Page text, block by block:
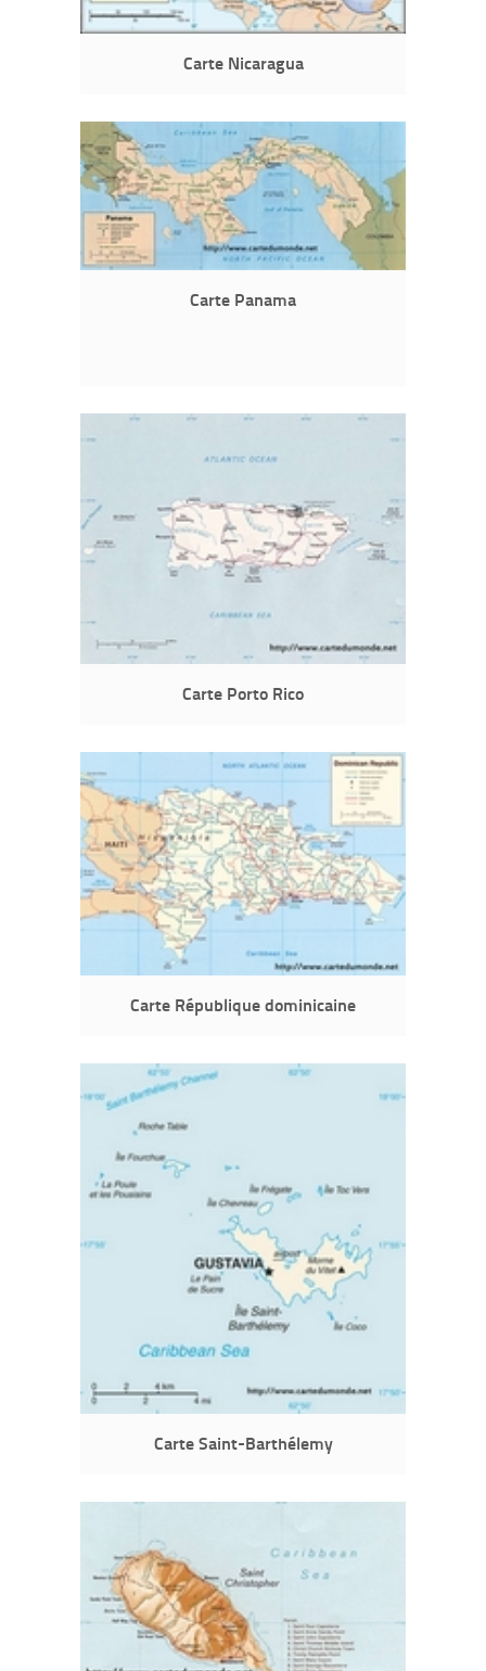
Carte Nicaragua
Carte Panama
Carte Porto Rico
Carte République dominicaine
Carte Saint-Barthélemy